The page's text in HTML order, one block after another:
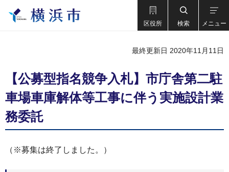
区役所 検索 メニュー
最終更新日 2020年11月11日
【公募型指名競争入札】市庁舎第二駐
車場車庫解体等工事に伴う実施設計業
務委託
（※募集は終了しました。）